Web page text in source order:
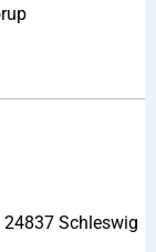
Schleswig